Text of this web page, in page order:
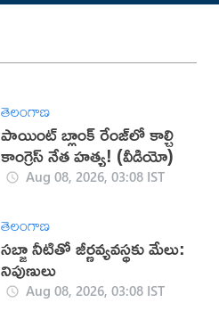
తెలంగాణ
పాయింట్ బ్లాంక్ రేంజ్‌లో కాల్చి
కాంగ్రెస్ నేత హత్య! (వీడియో)
Aug 08, 2026, 03:08 IST
తెలంగాణ
సబ్జా నీటితో జీర్ణవ్యవస్థకు మేలు:
నిపుణులు
Aug 08, 2026, 03:08 IST